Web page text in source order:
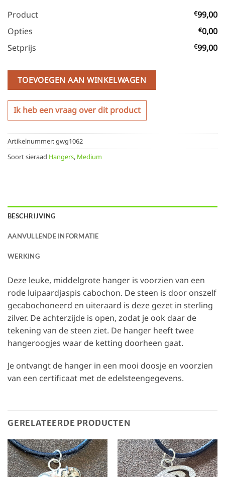
Product €99,00
Opties
€0,00
Setprijs
€99,00
TOEVOEGEN AAN WINKELWAGEN
Ik heb een vraag over dit product
Artikelnummer:gwg1062
Soort sieraad Hangers, Medium
BESCHRIJVING
AANVULLENDE INFORMATIE
WERKING
Deze leuke, middelgrote hanger is voorzien van een
rode luipaardjaspis cabochon. De steen is door onszelf
gecabochoneerd en uiteraard is deze gezet in sterling
zilver. De achterzijde is open, zodat je ook daar de
tekening van de steen ziet. De hanger heeft twee
hangeroogjes waar de ketting doorheen gaat.
Je ontvangt de hanger in een mooi doosje en voorzien
van een certificaat met de edelsteengegevens.
GERELATEERDE PRODUCTEN